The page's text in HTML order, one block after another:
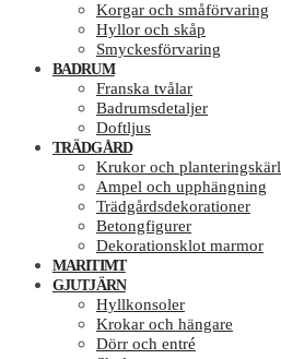
Korgar och småförvaring
Hyllor och skåp
Smyckesförvaring
BADRUM
Franska tvålar
Badrumsdetaljer
Doftljus
TRÄDGÅRD
Krukor och planteringskärl
Ampel och upphängning
Trädgårdsdekorationer
Betongfigurer
Dekorationsklot marmor
MARITIMT
GJUTJÄRN
Hyllkonsoler
Krokar och hängare
Dörr och entré